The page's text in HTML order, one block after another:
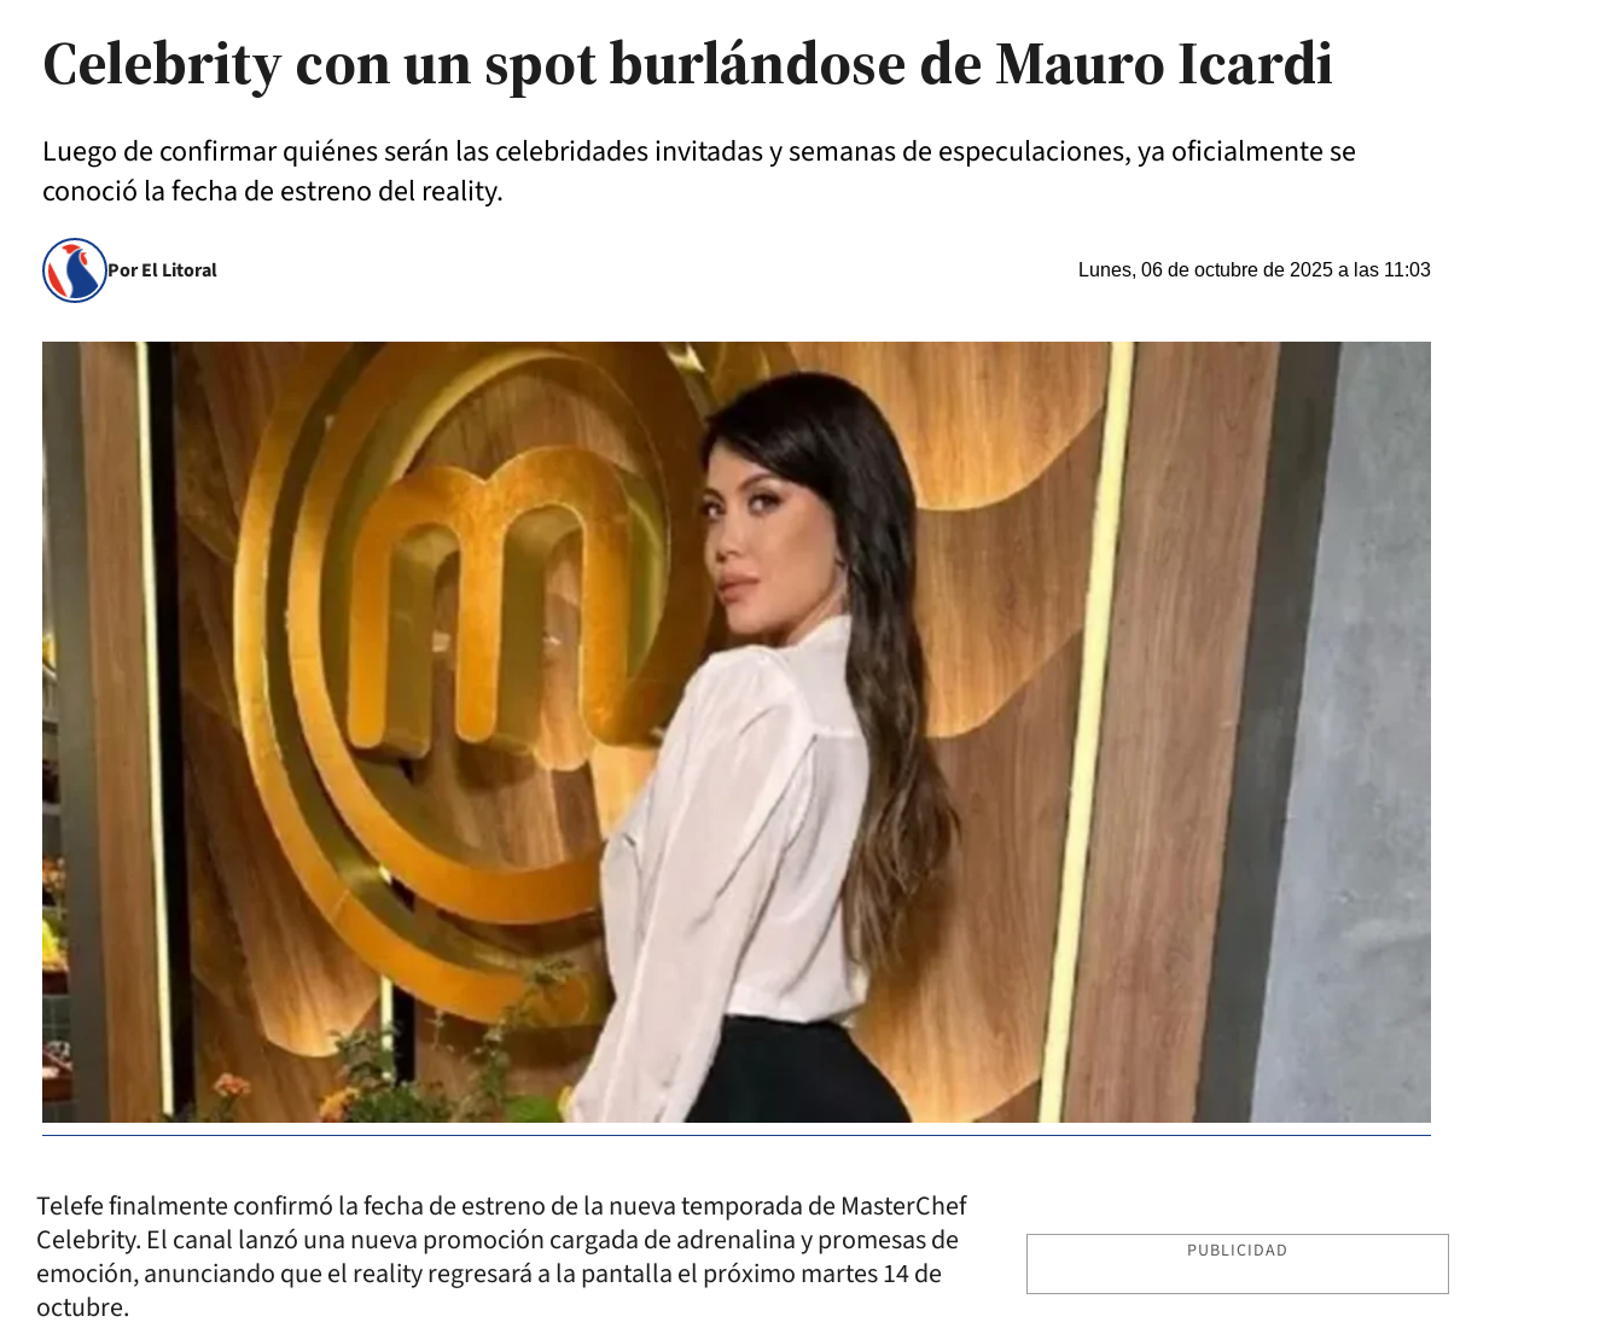
Celebrity con un spot burlándose de Mauro Icardi
Luego de confirmar quiénes serán las celebridades invitadas y semanas de especulaciones, ya oficialmente se
conoció la fecha de estreno del reality.
Por El Litoral Lunes, 06 de octubre de 2025 a las 11:03
Telefe finalmente confirmó la fecha de estreno de la nueva temporada de MasterChef
Celebrity. El canal lanzó una nueva promoción cargada de adrenalina y promesas de
emoción, anunciando que el reality regresará a la pantalla el próximo martes 14 de
octubre.
PUBLICIDAD